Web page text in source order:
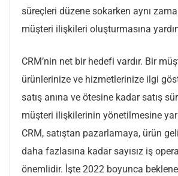
süreçleri düzene sokarken aynı
müşteri ilişkileri oluşturmasına
CRM’nin net bir hedefi vardır. Bir
ürünlerinize ve hizmetlerinize ilgi
satış anına ve ötesine kadar satış
müşteri ilişkilerinin yönetilmesine
CRM, satıştan pazarlamaya, ürün
daha fazlasına kadar sayısız iş
önemlidir. İşte 2022 boyunca